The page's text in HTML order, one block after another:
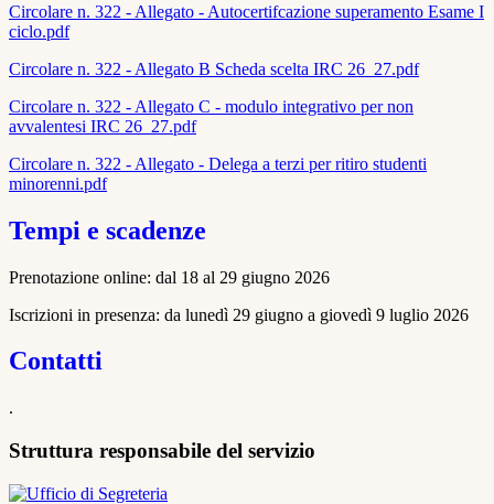
Circolare n. 322 - Allegato - Autocertifcazione superamento Esame I
ciclo.pdf
Circolare n. 322 - Allegato B Scheda scelta IRC 26_27.pdf
Circolare n. 322 - Allegato C - modulo integrativo per non
avvalentesi IRC 26_27.pdf
Circolare n. 322 - Allegato - Delega a terzi per ritiro studenti
minorenni.pdf
Tempi e scadenze
Prenotazione online: dal 18 al 29 giugno 2026
Iscrizioni in presenza: da lunedì 29 giugno a giovedì 9 luglio 2026
Contatti
.
Struttura responsabile del servizio